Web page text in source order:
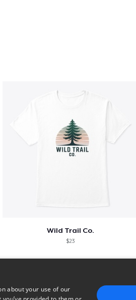
Wild Trail Co.
$23
about your use of our